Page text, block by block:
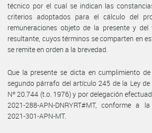
técnico por el cual se indican las
criterios adoptados para el cálculo del
remuneraciones objeto de la presente y del
resultante, cuyos términos se comparten en
se remite en orden a la brevedad.
Que la presente se dicta en cumplimiento
segundo párrafo del artículo 245 de la Ley
Nº 20.744 (t.o. 1976) y por delegación
2021-288-APN-DNRYRT#MT, conforme a la
2021-301-APN-MT.